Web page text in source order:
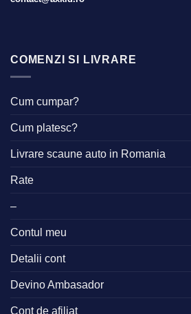
COMENZI SI LIVRARE
Cum cumpar?
Cum platesc?
Livrare scaune auto in Romania
Rate
–
Contul meu
Detalii cont
Devino Ambasador
Cont de afiliat